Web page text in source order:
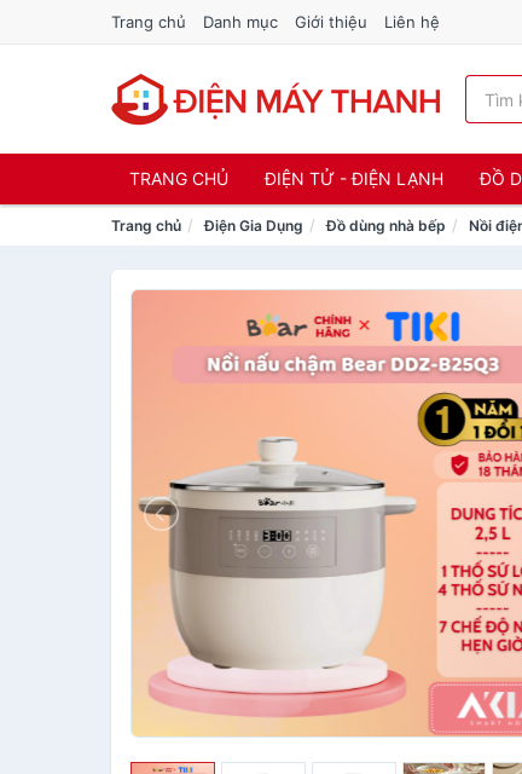
Trang chủ Danh mục Giới thiệu Liên hệ
TRANG CHỦ ĐIỆN TỬ - ĐIỆN LẠNH ĐỒ
Trang chủ Điện Gia Dụng Đồ dùng nhà bếp Nồi